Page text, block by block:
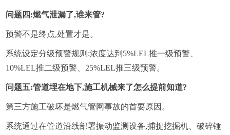
问题四:燃气泄漏了,谁来管?
预警不是终点,处置才是。
系统设定分级预警规则:浓度达到5%LEL推一级预警、
10%LEL推二级预警、25%LEL推三级预警。
问题五:管道埋在地下,施工机械来了怎么提前知道?
第三方施工破坏是燃气管网事故的首要原因。
系统通过在管道沿线部署振动监测设备,捕捉挖掘机、破碎锤